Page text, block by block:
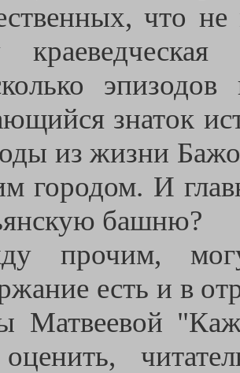
что не
знаток
из жизни
городом. И
башню?
прочим,
есть и в
Матвеевой